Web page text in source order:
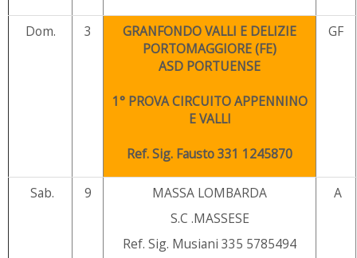
Dom. 3
GRANFONDO VALLI E DELIZIE
PORTOMAGGIORE (FE)
ASD PORTUENSE
1° PROVA CIRCUITO APPENNINO
E VALLI
Ref. Sig. Fausto 331 1245870
GF
Sab. 9
MASSA LOMBARDA
S.C .MASSESE
Ref. Sig. Musiani 335 5785494
A